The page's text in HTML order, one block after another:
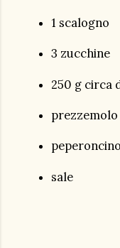
1 scalogno
3 zucchine
250 g circa
prezzemolo
peperoncino
sale